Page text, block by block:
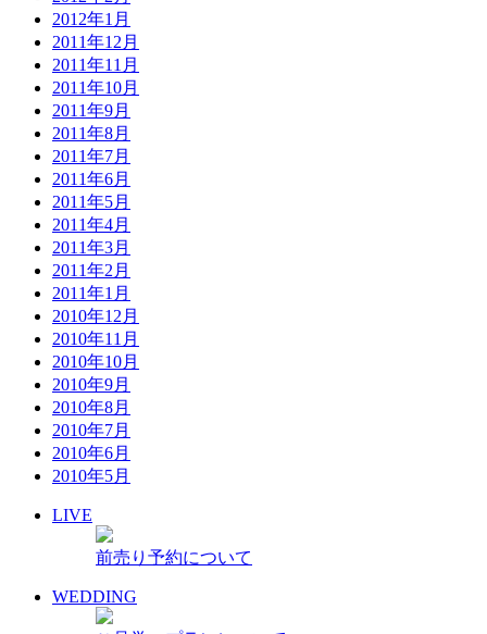
2012年1月
2011年12月
2011年11月
2011年10月
2011年9月
2011年8月
2011年7月
2011年6月
2011年5月
2011年4月
2011年3月
2011年2月
2011年1月
2010年12月
2010年11月
2010年10月
2010年9月
2010年8月
2010年7月
2010年6月
2010年5月
LIVE
前売り予約について
WEDDING